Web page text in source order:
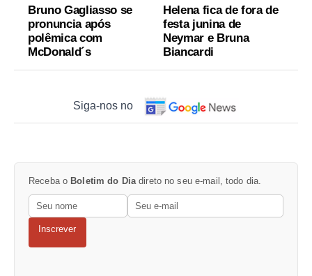
Bruno Gagliasso se
pronuncia após
polêmica com
McDonald´s
Helena fica de fora de
festa junina de
Neymar e Bruna
Biancardi
Siga-nos no
Receba o Boletim do Dia direto no seu e-mail, todo dia.
Inscrever